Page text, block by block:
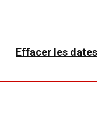
Effacer les dates